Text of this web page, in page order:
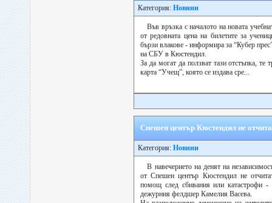
Категория: Новини
Във връзка с началото на новата
от редовната цена на билетите за
бързи влакове - информира за “Кубер
на СБУ в Кюстендил.
За да могат да ползват тази отстъпка, те
карта “Учещ”, която се издава сре...
Спешен център Кюстендил не
Категория: Новини
В навечерието на денят на
от Спешен център Кюстендил не
помощ след сбивания или катастрофи
дежурния фелдшер Камелия Васева.